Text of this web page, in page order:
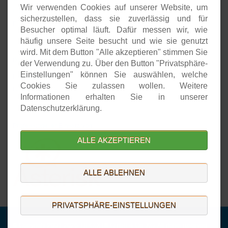
Gateways
Endgeräte
DECOIT GmbH & Co. KG
DECOIT Home
Über die DECOIT
Wir verwenden Cookies auf unserer Website, um
sicherzustellen, dass sie zuverlässig und für
Besucher optimal läuft. Dafür messen wir, wie
häufig unsere Seite besucht und wie sie genutzt
wird. Mit dem Button "Alle akzeptieren" stimmen Sie
der Verwendung zu. Über den Button "Privatsphäre-
Einstellungen" können Sie auswählen, welche
Cookies Sie zulassen wollen. Weitere
Informationen erhalten Sie in unserer
Datenschutzerklärung.
ALLE AKZEPTIEREN
ALLE ABLEHNEN
PRIVATSPHÄRE-EINSTELLUNGEN